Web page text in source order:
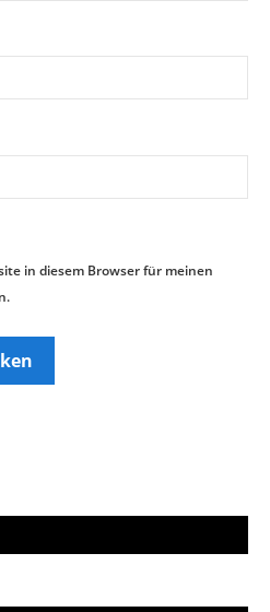
in diesem Browser für meinen